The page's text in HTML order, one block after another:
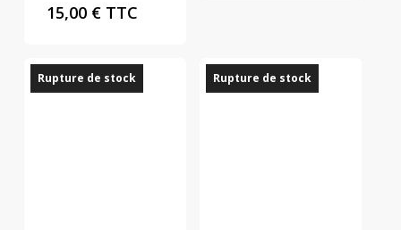
15,00 € TTC
Rupture de stock Rupture de stock